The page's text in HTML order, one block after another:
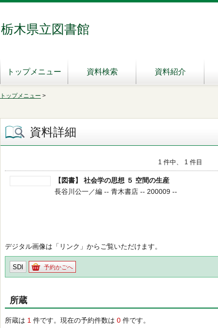
栃木県立図書館
トップメニュー 資料検索 資料紹介
トップメニュー >
資料詳細
1 件中、 1 件目
【図書】 社会学の思想 ５ 空間の生産
長谷川公一／編 -- 青木書店 -- 200009 --
デジタル画像は「リンク」からご覧いただけます。
SDI 予約かごへ
所蔵
所蔵は 1 件です。現在の予約件数は 0 件です。